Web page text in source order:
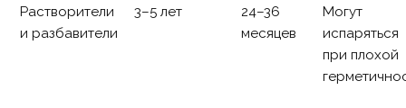
Растворители
и разбавители
3–5 лет
24–36
месяцев
Могут
испаряться
при плохой